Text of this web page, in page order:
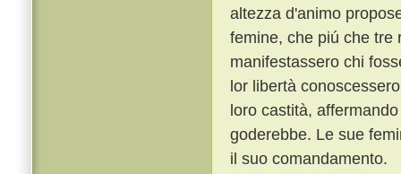
altezza d'animo
femine, che piú che tre
manifestassero chi
lor libertà
loro castità,
goderebbe. Le sue
il suo comandamento.